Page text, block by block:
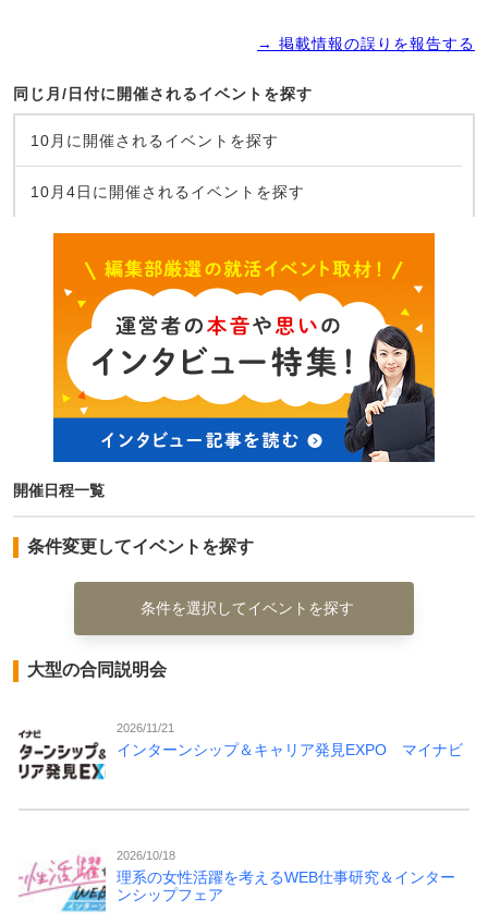
→ 掲載情報の誤りを報告する
同じ月/日付に開催されるイベントを探す
10月に開催されるイベントを探す
10月4日に開催されるイベントを探す
開催日程一覧
条件変更してイベントを探す
条件を選択してイベントを探す
大型の合同説明会
2026/11/21
インターンシップ＆キャリア発見EXPO マイナビ
2026/10/18
理系の女性活躍を考えるWEB仕事研究＆インター
ンシップフェア